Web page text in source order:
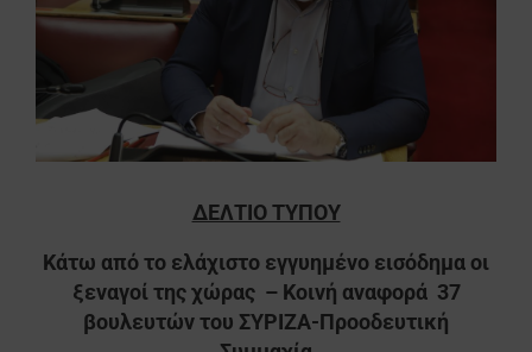
ΔΕΛΤΙΟ ΤΥΠΟΥ
Κάτω από το ελάχιστο εγγυημένο εισόδημα οι
ξεναγοί της χώρας – Κοινή αναφορά 37
βουλευτών του ΣΥΡΙΖΑ-Προοδευτική